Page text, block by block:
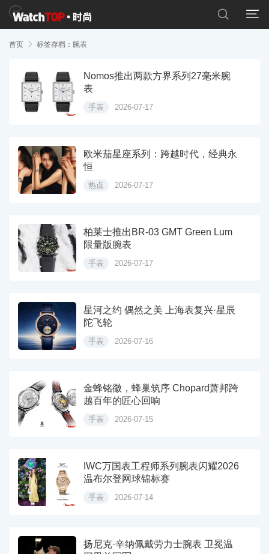


首页  标签存档：腕表
Nomos推出两款方界系列27毫米腕
表
手表 2026-07-17
欧米茄星座系列：跨越时代，经典永
恒
热点 2026-07-17
柏莱士推出BR-03 GMT Green Lum
限量版腕表
手表 2026-07-17
星河之约 偶然之美 上海表复兴·星辰
陀飞轮
手表 2026-07-16
金蜂铭徽，蜂巢筑序 Chopard萧邦跨
越百年的匠心回响
手表 2026-07-15
IWC万国表工程师系列腕表闪耀2026
温布尔登网球锦标赛
手表 2026-07-14
扬尼克·辛纳佩戴劳力士腕表 卫冕温